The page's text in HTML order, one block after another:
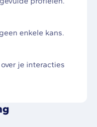
enkele kans.
je interacties